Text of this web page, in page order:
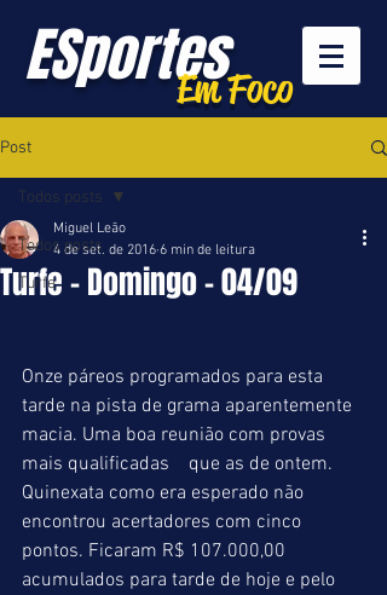
ESportesEm Foco
Post
Todos posts
Turfe
Todos posts
Turfe - Domingo - 04/09
Miguel Leão
4 de set. de 2016 6 min de leitura
Onze páreos programados para esta
tarde na pista de grama aparentemente
macia. Uma boa reunião com provas
mais qualificadas    que as de ontem.
Quinexata como era esperado não
encontrou acertadores com cinco
pontos. Ficaram R$ 107.000,00
acumulados para tarde de hoje e pelo